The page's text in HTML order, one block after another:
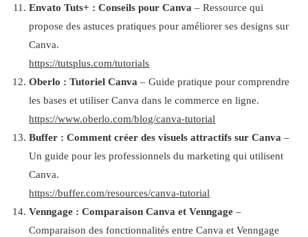
Envato Tuts+ : Conseils pour Canva – Ressource qui
propose des astuces pratiques pour améliorer ses designs sur
Canva.
https://tutsplus.com/tutorials
Oberlo : Tutoriel Canva – Guide pratique pour comprendre
les bases et utiliser Canva dans le commerce en ligne.
https://www.oberlo.com/blog/canva-tutorial
Buffer : Comment créer des visuels attractifs sur Canva –
Un guide pour les professionnels du marketing qui utilisent
Canva.
https://buffer.com/resources/canva-tutorial
Venngage : Comparaison Canva et Venngage –
Comparaison des fonctionnalités entre Canva et Venngage